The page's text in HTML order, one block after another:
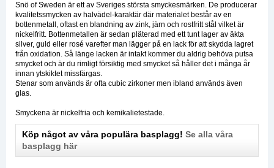
Snö of Sweden är ett av Sveriges största smyckesmärken. De producerar
kvalitetssmycken av halvädel-karaktär där materialet består av en
bottenmetall, oftast en blandning av zink, järn och rostfritt stål vilket är
nickelfritt. Bottenmetallen är sedan pläterad med ett tunt lager av äkta
silver, guld eller rosé varefter man lägger på en lack för att skydda lagret
från oxidation. Så länge lacken är intakt kommer du aldrig behöva putsa
smycket och är du rimligt försiktig med smycket så håller det i många år
innan ytskiktet missfärgas.
Stenar som används är ofta cubic zirkoner men ibland används även
glas.
Smyckena är nickelfria och kemikalietestade.
Köp något av våra populära basplagg! Se alla våra
basplagg här